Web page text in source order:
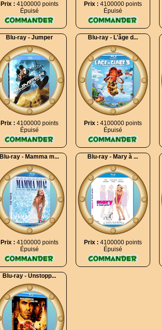
Prix : 4100000 points
Épuisé
Prix : 4100000 points
Épuisé
Blu-ray - Jumper
Prix : 4100000 points
Épuisé
Blu-ray - L'âge d...
Prix : 4100000 points
Épuisé
Blu-ray - Mamma m...
Prix : 4100000 points
Épuisé
Blu-ray - Mary à ...
Prix : 4100000 points
Épuisé
Blu-ray - Unstopp...